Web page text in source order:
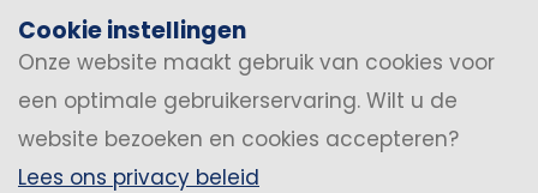
Cookie instellingen
Onze website maakt gebruik van cookies voor
een optimale gebruikerservaring. Wilt u de
website bezoeken en cookies accepteren?
Lees ons privacy beleid